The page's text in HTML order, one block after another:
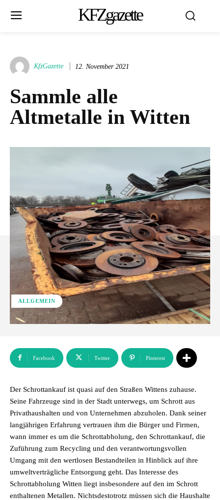
KFZgazette
KfzGazette 12. November 2021
Sammle alle
Altmetalle in Witten
ALLGEMEIN
Facebook Twitter Pinterest
Der Schrottankauf ist quasi auf den Straßen Wittens zuhause.
Seine Fahrzeuge sind in der Stadt unterwegs, um Schrott aus
Privathaushalten und von Unternehmen abzuholen. Dank seiner
langjährigen Erfahrung vertrauen ihm die Bürger und Firmen,
wann immer es um die Schrottabholung, den Schrottankauf, die
Zuführung zum Recycling und den verantwortungsvollen
Umgang mit den wertlosen Bestandteilen in Hinblick auf ihre
umweltverträgliche Entsorgung geht. Das Interesse des
Schrottabholung Witten liegt insbesondere auf den im Schrott
enthaltenen Metallen. Nichtsdestotrotz müssen sich die Haushalte